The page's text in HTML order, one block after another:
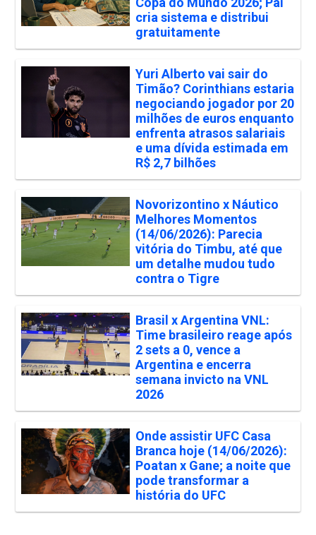
cria sistema e distribui
gratuitamente
Yuri Alberto vai sair do
Timão? Corinthians estaria
negociando jogador por 20
milhões de euros enquanto
enfrenta atrasos salariais
e uma dívida estimada em
R$ 2,7 bilhões
Novorizontino x Náutico
Melhores Momentos
(14/06/2026): Parecia
vitória do Timbu, até que
um detalhe mudou tudo
contra o Tigre
Brasil x Argentina VNL:
Time brasileiro reage após
2 sets a 0, vence a
Argentina e encerra
semana invicto na VNL
2026
Onde assistir UFC Casa
Branca hoje (14/06/2026):
Poatan x Gane; a noite que
pode transformar a
história do UFC